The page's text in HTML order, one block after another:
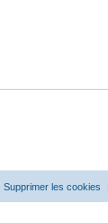
Supprimer les cookies